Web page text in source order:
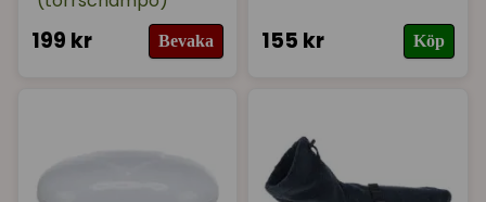
199 kr Bevaka 155 kr Köp